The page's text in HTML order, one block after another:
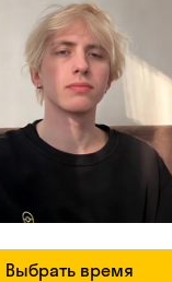
Выбрать время